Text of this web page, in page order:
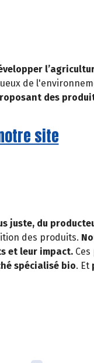
de
des
site
juste, du
des produits.
et leur impact.
spécialisé bio. Et